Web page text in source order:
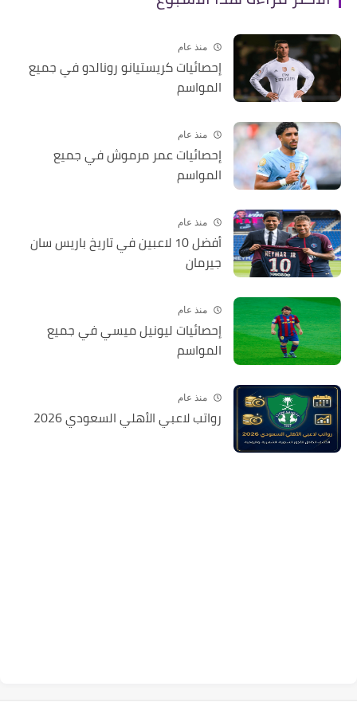
منذ عام
إحصائيات كريستيانو رونالدو في جميع
المواسم
منذ عام
إحصائيات عمر مرموش في جميع
المواسم
منذ عام
أفضل 10 لاعبين في تاريخ باريس سان
جيرمان
منذ عام
إحصائيات ليونيل ميسي في جميع
المواسم
منذ عام
رواتب لاعبي الأهلي السعودي 2026